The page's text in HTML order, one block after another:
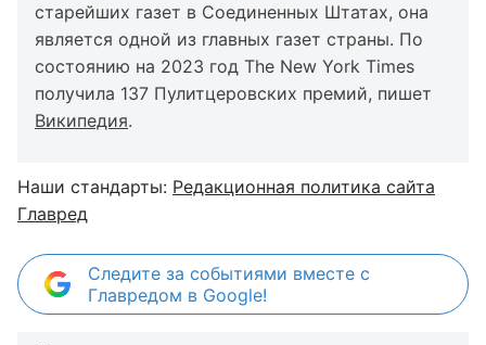
старейших газет в Соединенных Штатах, она
является одной из главных газет страны. По
состоянию на 2023 год The New York Times
получила 137 Пулитцеровских премий, пишет
Википедия.
Наши стандарты: Редакционная политика сайта
Главред
Следите за событиями вместе с
Главредом в Google!